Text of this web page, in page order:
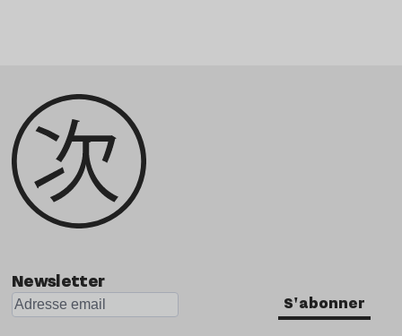
Newsletter
S'abonner